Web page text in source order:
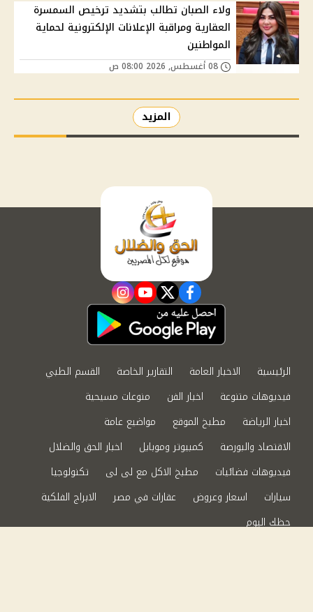
ولاء الصبان تطالب بتشديد ترخيص السمسرة
العقارية ومراقبة الإعلانات الإلكترونية لحماية
المواطنين
المزيد
facebook
twitter
youtube
instagram
الرئيسية الاخبار العامة التقارير الخاصة
القسم الطبي
فيديوهات متنوعة
اخبار الفن
منوعات مسيحية
اخبار الرياضة
مطبخ الموقع
مواضيع عامة
الاقتصاد والبورصة
كمبيوتر وموبايل
اخبار الحق والضلال
فيديوهات فضائيات
مطبخ الاكل مع لى لى
تكنولوجيا
سيارات
اسعار وعروض عقارات في مصر
الابراج الفلكية
حظك اليوم